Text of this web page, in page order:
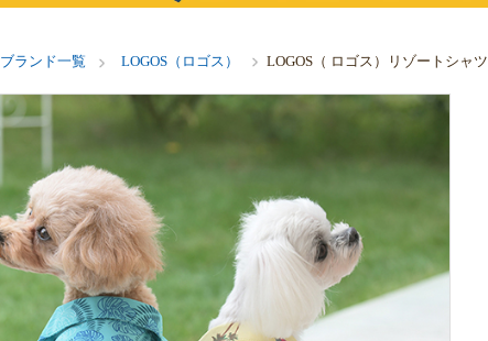
ブランド一覧 LOGOS（ロゴス） LOGOS（ ロゴス）リゾートシャツ